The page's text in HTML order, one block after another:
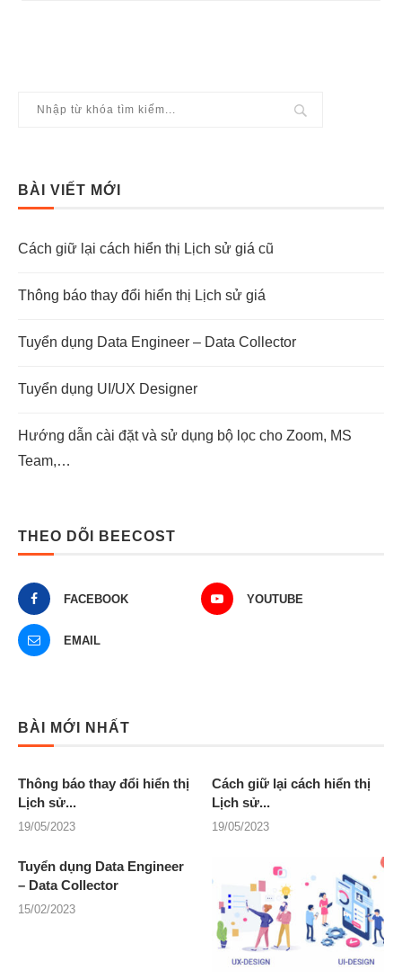
BÀI VIẾT MỚI
Cách giữ lại cách hiển thị Lịch sử giá cũ
Thông báo thay đổi hiển thị Lịch sử giá
Tuyển dụng Data Engineer – Data Collector
Tuyển dụng UI/UX Designer
Hướng dẫn cài đặt và sử dụng bộ lọc cho Zoom, MS
Team,…
THEO DÕI BEECOST
FACEBOOK YOUTUBE
EMAIL
BÀI MỚI NHẤT
Thông báo thay đổi hiển thị
Lịch sử...
19/05/2023
Cách giữ lại cách hiển thị
Lịch sử...
19/05/2023
Tuyển dụng Data Engineer
– Data Collector
15/02/2023